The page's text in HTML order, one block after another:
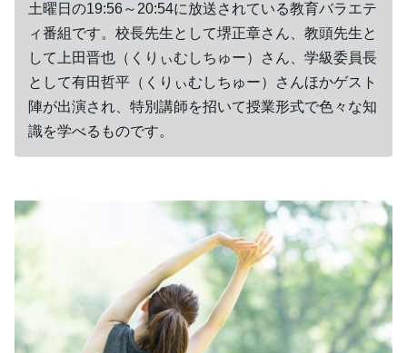
土曜日の19:56～20:54に放送されている教育バラエテ
ィ番組です。校長先生として堺正章さん、教頭先生と
して上田晋也（くりぃむしちゅー）さん、学級委員長
として有田哲平（くりぃむしちゅー）さんほかゲスト
陣が出演され、特別講師を招いて授業形式で色々な知
識を学べるものです。